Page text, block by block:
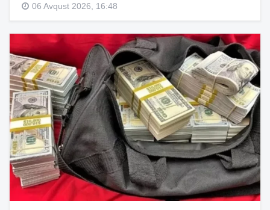
06 Avqust 2026, 16:48